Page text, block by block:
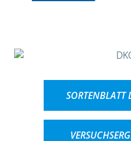
SORTENBLATT